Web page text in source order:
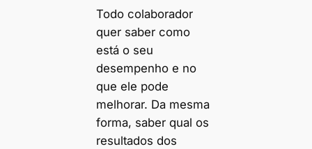
Todo colaborador
quer saber como
está o seu
desempenho e no
que ele pode
melhorar. Da mesma
forma, saber qual os
resultados dos